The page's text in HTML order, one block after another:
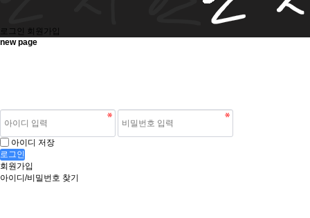
로그인
회원가입
new page
아이디 저장
로그인
회원가입
아이디/비밀번호 찾기